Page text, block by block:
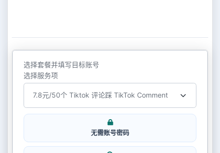
选择套餐并填写目标账号
选择服务项
无需账号密码